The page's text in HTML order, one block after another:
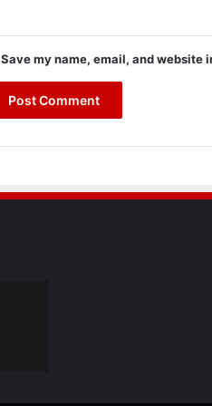
Save my name, email, and website